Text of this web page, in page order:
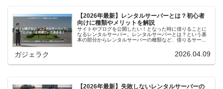
【2026年最新】レンタルサーバーとは？初心者
向けに種類やメリットを解説
サイトやブログを公開したい！となった時に借りることに
なるレンタルサーバー。レンタルサーバーとは？という基
本の部分からレンタルサーバーの種類など、借りるサーバ
ガジェラク 2026.04.09
【2026年最新】失敗しないレンタルサーバーの